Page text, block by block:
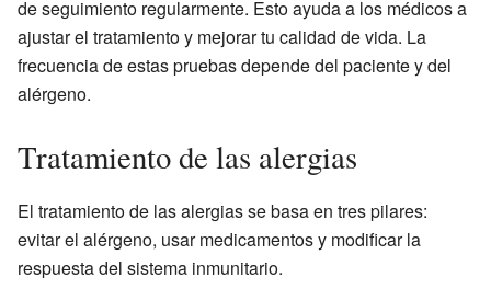
de seguimiento regularmente. Esto ayuda a los médicos a
ajustar el tratamiento y mejorar tu calidad de vida. La
frecuencia de estas pruebas depende del paciente y del
alérgeno.
Tratamiento de las alergias
El tratamiento de las alergias se basa en tres pilares:
evitar el alérgeno, usar medicamentos y modificar la
respuesta del sistema inmunitario.